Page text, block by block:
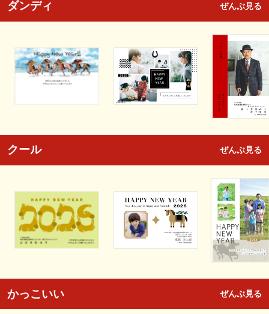
ダンディ ぜんぶ見る
クール ぜんぶ見る
かっこいい ぜんぶ見る